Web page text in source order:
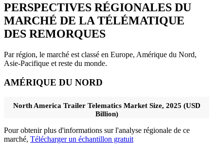
PERSPECTIVES RÉGIONALES DU
MARCHÉ DE LA TÉLÉMATIQUE
DES REMORQUES
Par région, le marché est classé en Europe, Amérique du Nord,
Asie-Pacifique et reste du monde.
AMÉRIQUE DU NORD
North America Trailer Telematics Market Size, 2025 (USD
Billion)
Pour obtenir plus d'informations sur l'analyse régionale de ce
marché, Télécharger un échantillon gratuit